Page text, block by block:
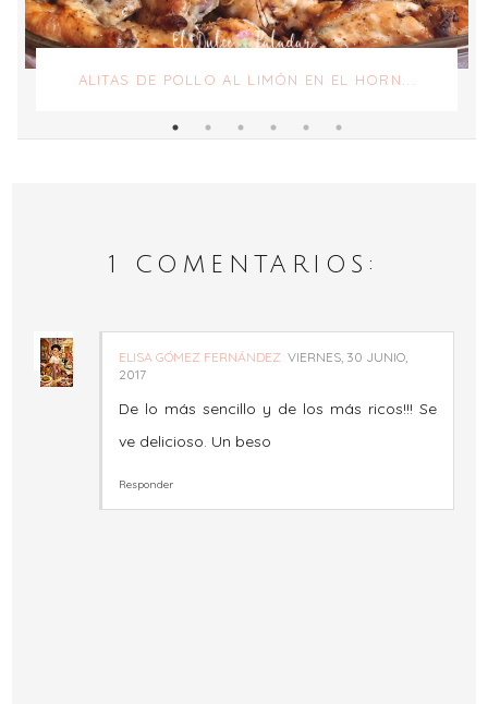
ALITAS DE POLLO AL LIMÓN EN EL HORN...
1 COMENTARIOS:
ELISA GÓMEZ FERNÁNDEZ VIERNES, 30 JUNIO,
2017
De lo más sencillo y de los más ricos!!! Se
ve delicioso. Un beso
Responder